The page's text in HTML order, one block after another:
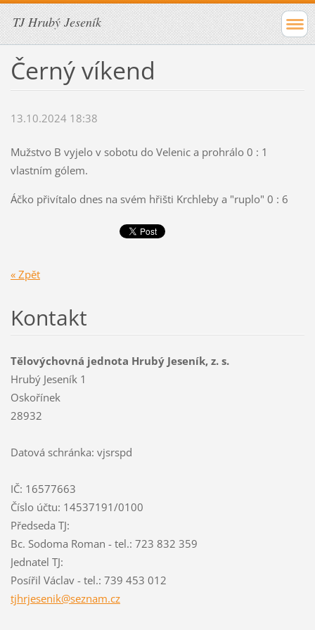
TJ Hrubý Jeseník
Černý víkend
13.10.2024 18:38
Mužstvo B vyjelo v sobotu do Velenic a prohrálo 0 : 1
vlastním gólem.
Áčko přivítalo dnes na svém hřišti Krchleby a "ruplo" 0 : 6
« Zpět
Kontakt
Tělovýchovná jednota Hrubý Jeseník, z. s.
Hrubý Jeseník 1
Oskořínek
28932
Datová schránka: vjsrspd
IČ: 16577663
Číslo účtu: 14537191/0100
Předseda TJ:
Bc. Sodoma Roman - tel.: 723 832 359
Jednatel TJ:
Posířil Václav - tel.: 739 453 012
tjhrjesenik@seznam.cz